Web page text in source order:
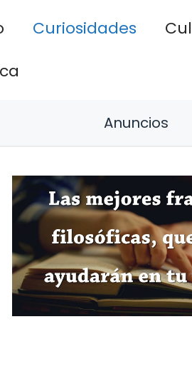
Curiosidades
Anuncios